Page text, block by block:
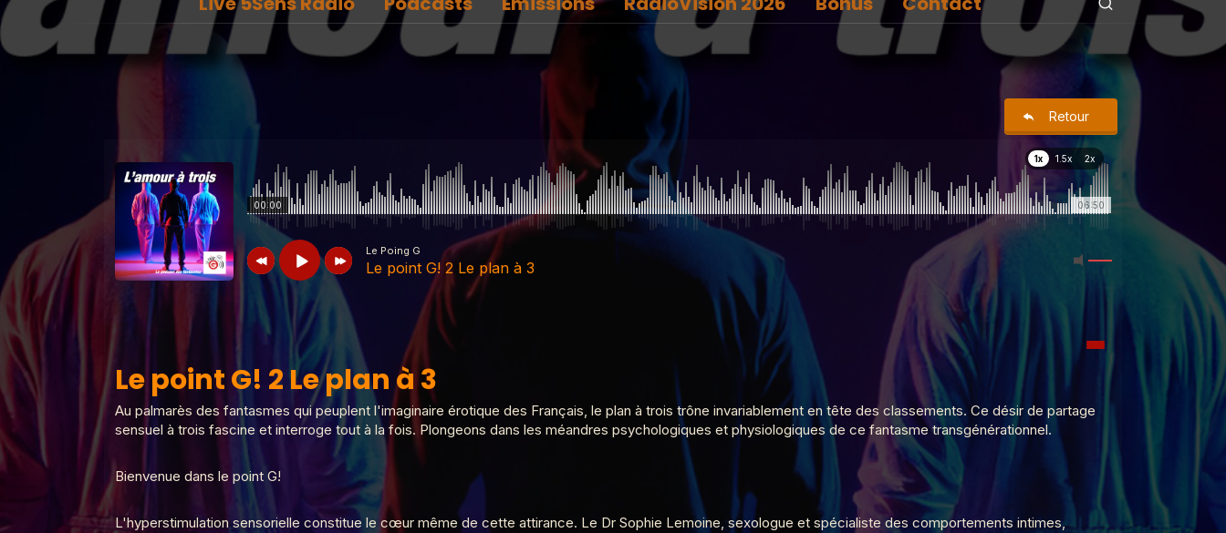
Retour
06:50
00:00
Le Poing G
Le point G! 2 Le plan à 3
Le Poing G Le point G! 2 Le plan à 3
Le Poing G Le Point G! 2 Un homme, deux femmes
Le Poing G Le Point G! 2 Fantasme homos
1x 1.5x 2x
Le point G! 2 Le plan à 3
Au palmarès des fantasmes qui peuplent l'imaginaire érotique des Français, le plan à trois trône invariablement en tête des classements. Ce désir de partage
sensuel à trois fascine et interroge tout à la fois. Plongeons dans les méandres psychologiques et physiologiques de ce fantasme transgénérationnel.
Bienvenue dans le point G!
L'hyperstimulation sensorielle constitue le cœur même de cette attirance. Le Dr Sophie Lemoine, sexologue et spécialiste des comportements intimes,